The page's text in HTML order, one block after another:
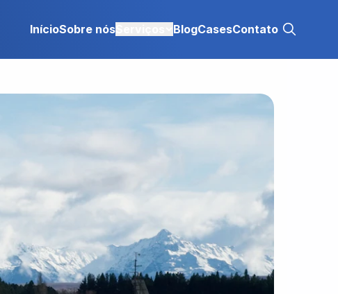
InícioSobre nósServiços BlogCasesContato